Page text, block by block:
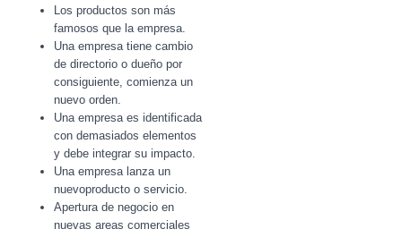
Los productos son más
famosos que la empresa.
Una empresa tiene cambio
de directorio o dueño por
consiguiente, comienza un
nuevo orden.
Una empresa es identificada
con demasiados elementos
y debe integrar su impacto.
Una empresa lanza un
nuevoproducto o servicio.
Apertura de negocio en
nuevas areas comerciales